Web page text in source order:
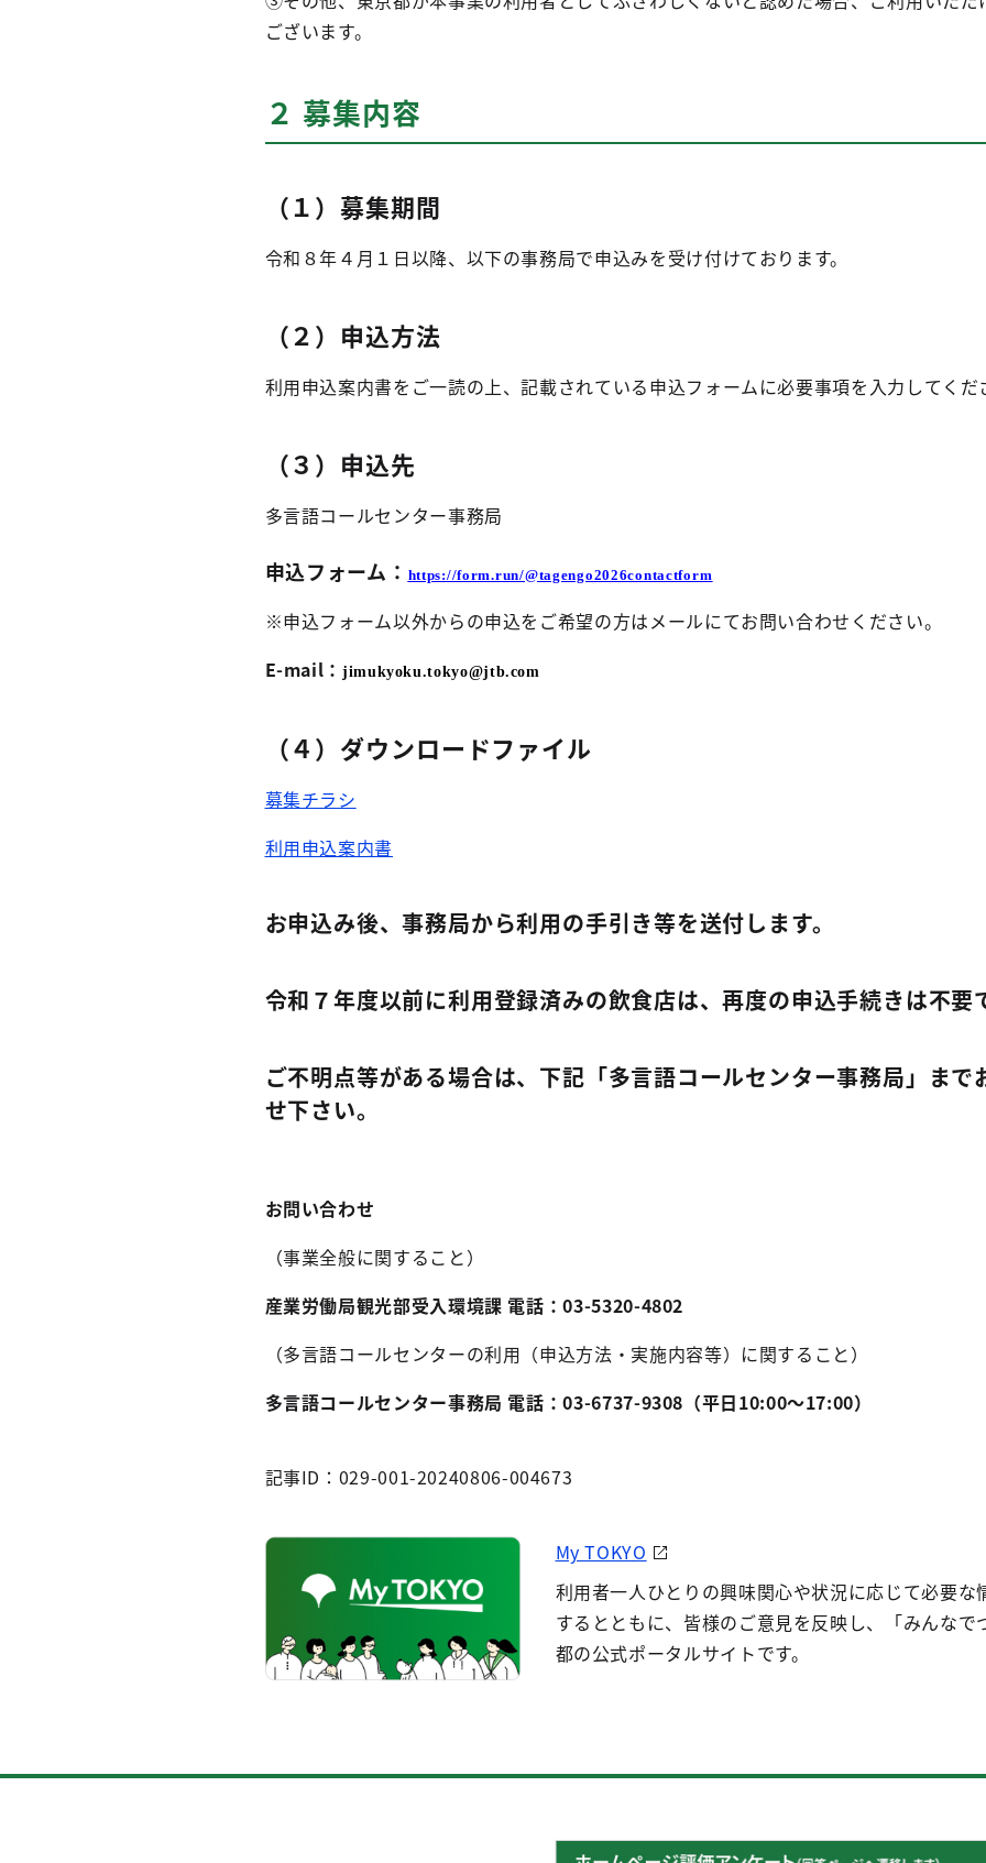
ございます。
２ 募集内容
（１）募集期間
令和８年４月１日以降、以下の事務局で申込みを受け付けております。
（２）申込方法
利用申込案内書をご一読の上、記載されている申込フォームに必要事項を入力してくだ
（３）申込先
多言語コールセンター事務局
申込フォーム： https://form.run/@tagengo2026contactform
※申込フォーム以外からの申込をご希望の方はメールにてお問い合わせください。
E-mail ： jimukyoku.tokyo@jtb.com
（４）ダウンロードファイル
募集チラシ
利用申込案内書
お申込み後、事務局から利用の手引き等を送付します。
令和７年度以前に利用登録済みの飲食店は、再度の申込手続きは不要
ご不明点等がある場合は、下記「多言語コールセンター事務局」まで
せ下さい。
お問い合わせ
（事業全般に関すること）
産業労働局観光部受入環境課 電話：03-5320-4802
（多言語コールセンターの利用（申込方法・実施内容等）に関すること）
多言語コールセンター事務局 電話：03-6737-9308（平日10:00～17:00）
記事ID：029-001-20240806-004673
My TOKYO
利用者一人ひとりの興味関心や状況に応じて必要な
するとともに、皆様のご意見を反映し、「みんなで
都の公式ポータルサイトです。